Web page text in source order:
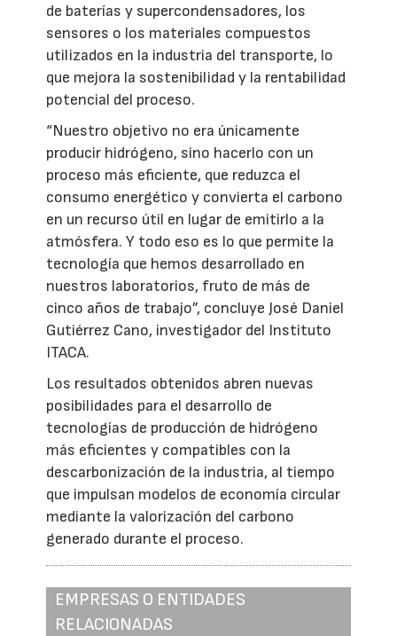
de baterías y supercondensadores, los
sensores o los materiales compuestos
utilizados en la industria del transporte, lo
que mejora la sostenibilidad y la rentabilidad
potencial del proceso.
“Nuestro objetivo no era únicamente
producir hidrógeno, sino hacerlo con un
proceso más eficiente, que reduzca el
consumo energético y convierta el carbono
en un recurso útil en lugar de emitirlo a la
atmósfera. Y todo eso es lo que permite la
tecnología que hemos desarrollado en
nuestros laboratorios, fruto de más de
cinco años de trabajo”, concluye José Daniel
Gutiérrez Cano, investigador del Instituto
ITACA.
Los resultados obtenidos abren nuevas
posibilidades para el desarrollo de
tecnologías de producción de hidrógeno
más eficientes y compatibles con la
descarbonización de la industria, al tiempo
que impulsan modelos de economía circular
mediante la valorización del carbono
generado durante el proceso.
EMPRESAS O ENTIDADES
RELACIONADAS